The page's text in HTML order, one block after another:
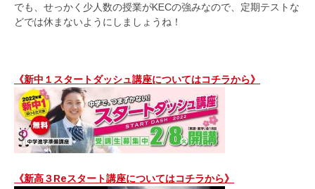
でも、せっかく少人数の授業がKECの強みなので、定期テストな
どでは休まないようにしましょうね！
《新中１スタートダッシュ講座についてはコチラから》
《新高３Reスタート講座についてはコチラから》